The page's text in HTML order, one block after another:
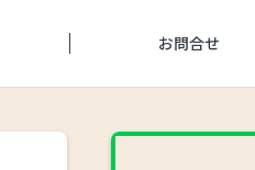
お問合せ